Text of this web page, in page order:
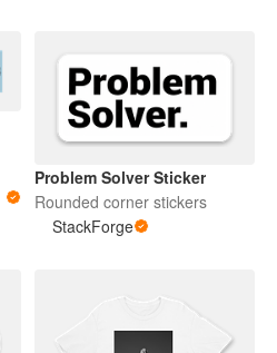
Problem Solver Sticker
Rounded corner stickers
StackForge